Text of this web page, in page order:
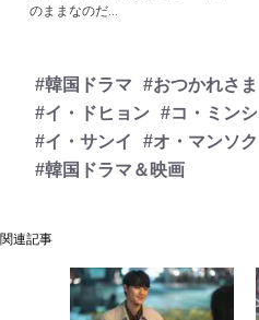
のままなのだ...
#韓国ドラマ #おつかれさま
#イ・ドヒョン #コ・ミンシ
#イ・サンイ
#オ・マンソク
#韓国ドラマ＆映画
関連記事